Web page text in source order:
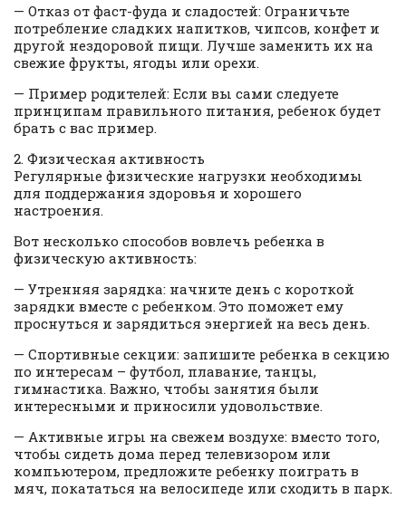
— Отказ от фаст-фуда и сладостей: Ограничьте
потребление сладких напитков, чипсов, конфет и
другой нездоровой пищи. Лучше заменить их на
свежие фрукты, ягоды или орехи.
— Пример родителей: Если вы сами следуете
принципам правильного питания, ребенок будет
брать с вас пример.
2. Физическая активность
Регулярные физические нагрузки необходимы
для поддержания здоровья и хорошего
настроения.
Вот несколько способов вовлечь ребенка в
физическую активность:
— Утренняя зарядка: начните день с короткой
зарядки вместе с ребенком. Это поможет ему
проснуться и зарядиться энергией на весь день.
— Спортивные секции: запишите ребенка в секцию
по интересам – футбол, плавание, танцы,
гимнастика. Важно, чтобы занятия были
интересными и приносили удовольствие.
— Активные игры на свежем воздухе: вместо того,
чтобы сидеть дома перед телевизором или
компьютером, предложите ребенку поиграть в
мяч, покататься на велосипеде или сходить в парк.